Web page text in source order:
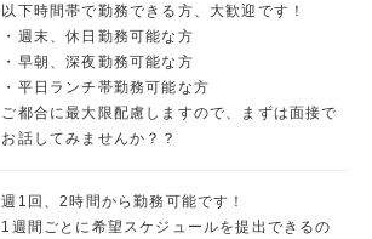
以下時間帯で勤務できる方、大歓迎です！
・週末、休日勤務可能な方
・早朝、深夜勤務可能な方
・平日ランチ帯勤務可能な方
ご都合に最大限配慮しますので、まずは面接で
お話してみませんか？？
週1回、2時間から勤務可能です！
1週間ごとに希望スケジュールを提出できるの